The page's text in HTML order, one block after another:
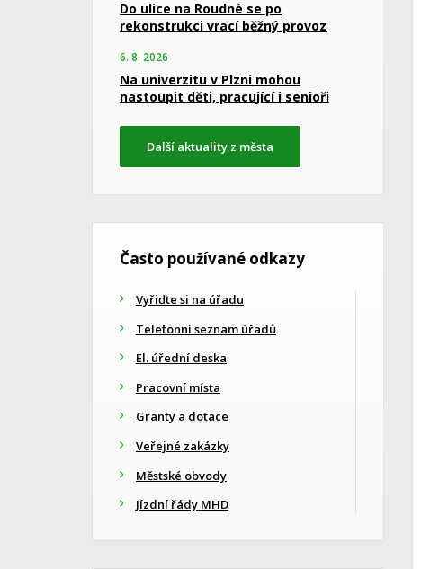
Do ulice na Roudné se po
rekonstrukci vrací běžný provoz
6. 8. 2026
Na univerzitu v Plzni mohou
nastoupit děti, pracující i senioři
Další aktuality z města
Často používané odkazy
Vyřiďte si na úřadu
Telefonní seznam úřadů
El. úřední deska
Pracovní místa
Granty a dotace
Veřejné zakázky
Městské obvody
Jízdní řády MHD